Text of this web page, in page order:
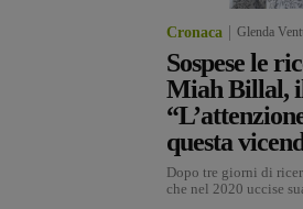
Cronaca Glenda
Sospese le
Miah Billal,
questa
Dopo tre giorni di
che nel 2020 uccise